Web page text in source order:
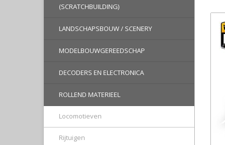
(SCRATCHBUILDING)
LANDSCHAPSBOUW / SCENERY
MODELBOUWGEREEDSCHAP
DECODERS EN ELECTRONICA
ROLLEND MATERIEEL
Locomotieven
Rijtuigen